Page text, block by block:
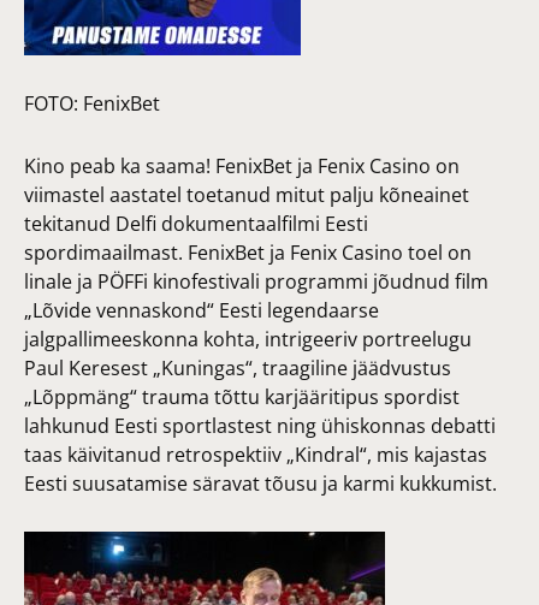
FOTO: FenixBet
Kino peab ka saama! FenixBet ja Fenix Casino on
viimastel aastatel toetanud mitut palju kõneainet
tekitanud Delfi dokumentaalfilmi Eesti
spordimaailmast. FenixBet ja Fenix Casino toel on
linale ja PÖFFi kinofestivali programmi jõudnud film
„Lõvide vennaskond“ Eesti legendaarse
jalgpallimeeskonna kohta, intrigeeriv portreelugu
Paul Keresest „Kuningas“, traagiline jäädvustus
„Lõppmäng“ trauma tõttu karjääritipus spordist
lahkunud Eesti sportlastest ning ühiskonnas debatti
taas käivitanud retrospektiiv „Kindral“, mis kajastas
Eesti suusatamise säravat tõusu ja karmi kukkumist.